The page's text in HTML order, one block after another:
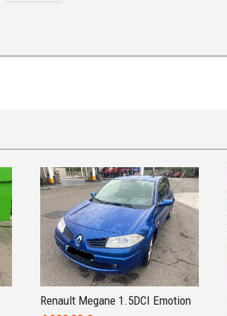
Renault Megane 1.5DCI Emotion